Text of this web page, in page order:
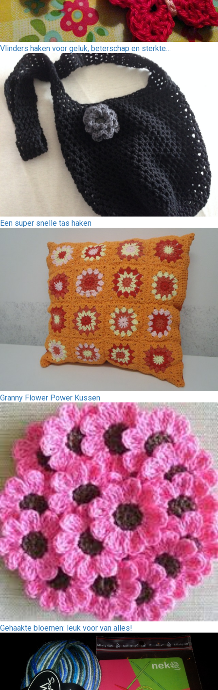
Vlinders haken voor geluk, beterschap en sterkte…
Een super snelle tas haken
Granny Flower Power Kussen
Gehaakte bloemen: leuk voor van alles!